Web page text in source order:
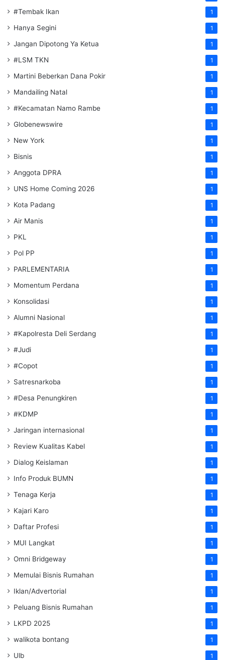
#Tembak Ikan 1
Hanya Segini 1
Jangan Dipotong Ya Ketua 1
#LSM TKN 1
Martini Beberkan Dana Pokir 1
Mandailing Natal 1
#Kecamatan Namo Rambe 1
Globenewswire 1
New York 1
Bisnis 1
Anggota DPRA 1
UNS Home Coming 2026 1
Kota Padang 1
Air Manis 1
PKL 1
Pol PP 1
PARLEMENTARIA 1
Momentum Perdana 1
Konsolidasi 1
Alumni Nasional 1
#Kapolresta Deli Serdang 1
#Judi 1
#Copot 1
Satresnarkoba 1
#Desa Penungkiren 1
#KDMP 1
Jaringan internasional 1
Review Kualitas Kabel 1
Dialog Keislaman 1
Info Produk BUMN 1
Tenaga Kerja 1
Kajari Karo 1
Daftar Profesi 1
MUI Langkat 1
Omni Bridgeway 1
Memulai Bisnis Rumahan 1
Iklan/Advertorial 1
Peluang Bisnis Rumahan 1
LKPD 2025 1
walikota bontang 1
Ulb 1